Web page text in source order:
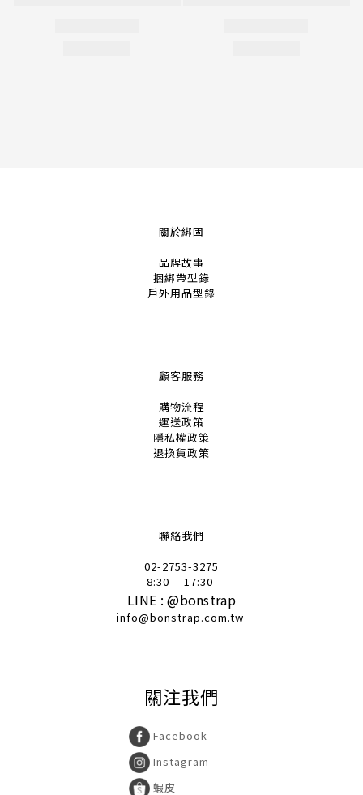
關於綁固
品牌故事
捆綁帶型錄
戶外用品型錄
顧客服務
購物流程
運送政策
隱私權政策
退換貨政策
聯絡我們
02-2753-3275
8:30 - 17:30
LINE :@bonstrap
info@bonstrap.com.tw
關注我們
Facebook
Instagram
蝦皮